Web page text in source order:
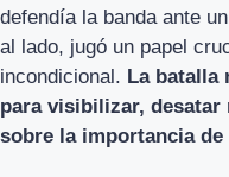
defendía la banda ante
al lado, jugó un papel
incondicional. La batalla
para visibilizar, desatar
sobre la importancia de